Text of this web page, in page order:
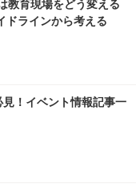
教育現場をどう変える
ドラインから考える
見！イベント情報記事一